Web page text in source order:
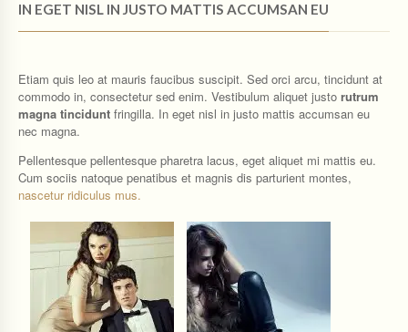
IN EGET NISL IN JUSTO MATTIS ACCUMSAN EU
Etiam quis leo at mauris faucibus suscipit. Sed orci arcu, tincidunt at
commodo in, consectetur sed enim. Vestibulum aliquet justo rutrum
magna tincidunt fringilla. In eget nisl in justo mattis accumsan eu
nec magna.
Pellentesque pellentesque pharetra lacus, eget aliquet mi mattis eu.
Cum sociis natoque penatibus et magnis dis parturient montes,
nascetur ridiculus mus.